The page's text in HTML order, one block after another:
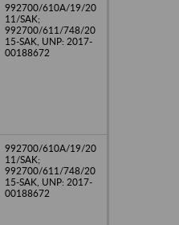
992700/610A/19/20
11/SAK;
992700/611/748/20
15-SAK, UNP: 2017-
00188672
992700/610A/19/20
11/SAK;
992700/611/748/20
15-SAK, UNP: 2017-
00188672